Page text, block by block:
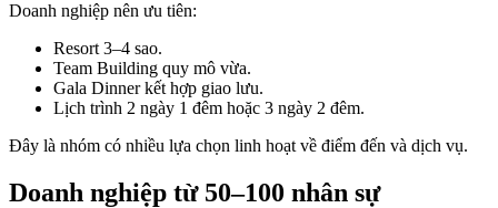
Doanh nghiệp nên ưu tiên:
Resort 3–4 sao.
Team Building quy mô vừa.
Gala Dinner kết hợp giao lưu.
Lịch trình 2 ngày 1 đêm hoặc 3 ngày 2 đêm.
Đây là nhóm có nhiều lựa chọn linh hoạt về điểm đến và dịch vụ.
Doanh nghiệp từ 50–100 nhân sự